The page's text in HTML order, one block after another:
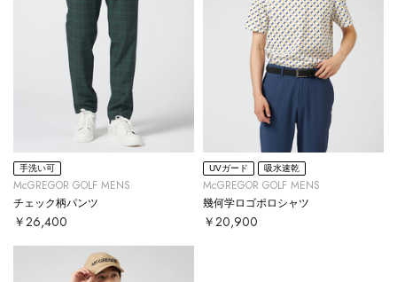
手洗い可
McGREGOR GOLF MENS
チェック柄パンツ
￥26,400
UVガード 吸水速乾
McGREGOR GOLF MENS
幾何学ロゴポロシャツ
￥20,900